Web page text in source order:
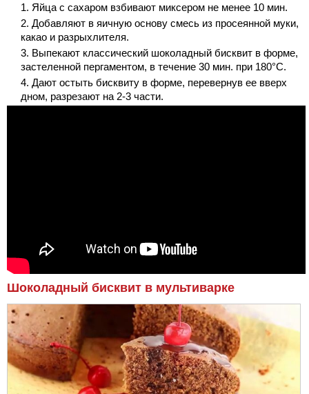
Яйца с сахаром взбивают миксером не менее 10 мин.
Добавляют в яичную основу смесь из просеянной муки,
какао и разрыхлителя.
Выпекают классический шоколадный бисквит в форме,
застеленной пергаментом, в течение 30 мин. при 180°С.
Дают остыть бисквиту в форме, перевернув ее вверх
дном, разрезают на 2-3 части.
Шоколадный бисквит в мультиварке